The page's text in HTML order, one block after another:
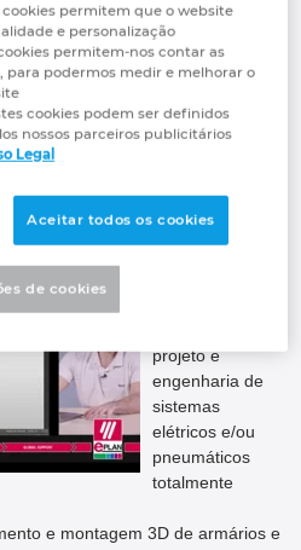
de demonstrações técnicas à
exclusivo criado pelos nossos
potencial da Plataforma
com o planeamento manual e
para reduzir drasticamente os
de montagem e padronizar
projeto e
engenharia de
sistemas
elétricos e/ou
pneumáticos
totalmente
e montagem 3D de armários e
permitem que o website
e personalização
permitem-nos contar as
para podermos medir e melhorar o
cookies podem ser definidos
nossos parceiros publicitários
Legal
Aceitar todos os cookies
de cookies